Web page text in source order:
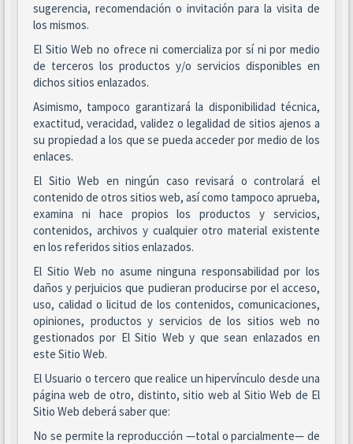
sugerencia, recomendación o invitación para la visita de
los mismos.
El Sitio Web no ofrece ni comercializa por sí ni por medio
de terceros los productos y/o servicios disponibles en
dichos sitios enlazados.
Asimismo, tampoco garantizará la disponibilidad técnica,
exactitud, veracidad, validez o legalidad de sitios ajenos a
su propiedad a los que se pueda acceder por medio de los
enlaces.
El Sitio Web en ningún caso revisará o controlará el
contenido de otros sitios web, así como tampoco aprueba,
examina ni hace propios los productos y servicios,
contenidos, archivos y cualquier otro material existente
en los referidos sitios enlazados.
El Sitio Web no asume ninguna responsabilidad por los
daños y perjuicios que pudieran producirse por el acceso,
uso, calidad o licitud de los contenidos, comunicaciones,
opiniones, productos y servicios de los sitios web no
gestionados por El Sitio Web y que sean enlazados en
este Sitio Web.
El Usuario o tercero que realice un hipervínculo desde una
página web de otro, distinto, sitio web al Sitio Web de El
Sitio Web deberá saber que:
No se permite la reproducción —total o parcialmente— de